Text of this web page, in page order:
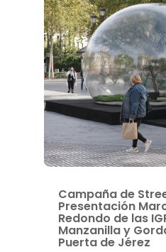
Campaña de
Presentación
Redondo de las
Manzanilla y
Puerta de Jérez